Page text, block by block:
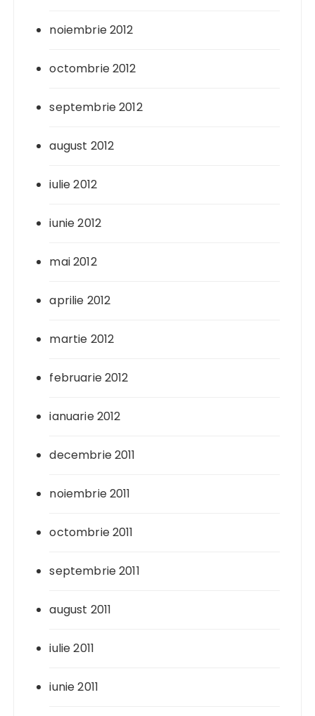
noiembrie 2012
octombrie 2012
septembrie 2012
august 2012
iulie 2012
iunie 2012
mai 2012
aprilie 2012
martie 2012
februarie 2012
ianuarie 2012
decembrie 2011
noiembrie 2011
octombrie 2011
septembrie 2011
august 2011
iulie 2011
iunie 2011